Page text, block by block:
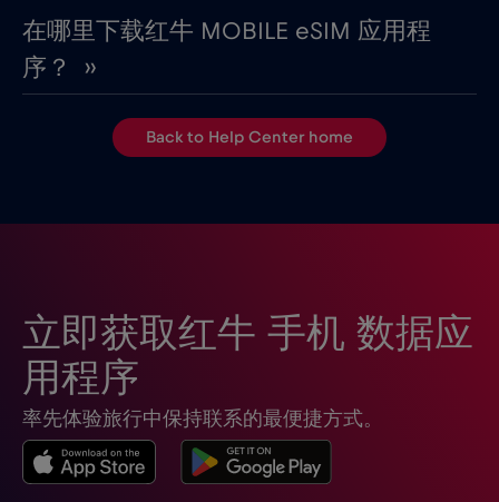
在哪里下载红牛 MOBILE eSIM 应用程
序？ ››
Back to Help Center home
立即获取红牛 手机 数据应
用程序
率先体验旅行中保持联系的最便捷方式。